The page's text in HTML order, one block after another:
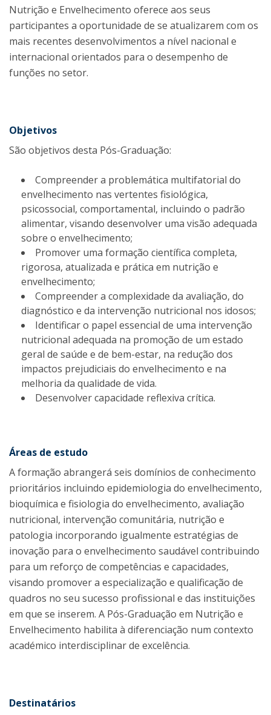
Nutrição e Envelhecimento oferece aos seus
participantes a oportunidade de se atualizarem com os
mais recentes desenvolvimentos a nível nacional e
internacional orientados para o desempenho de
funções no setor.
Objetivos
São objetivos desta Pós-Graduação:
Compreender a problemática multifatorial do
envelhecimento nas vertentes fisiológica,
psicossocial, comportamental, incluindo o padrão
alimentar, visando desenvolver uma visão adequada
sobre o envelhecimento;
Promover uma formação científica completa,
rigorosa, atualizada e prática em nutrição e
envelhecimento;
Compreender a complexidade da avaliação, do
diagnóstico e da intervenção nutricional nos idosos;
Identificar o papel essencial de uma intervenção
nutricional adequada na promoção de um estado
geral de saúde e de bem-estar, na redução dos
impactos prejudiciais do envelhecimento e na
melhoria da qualidade de vida.
Desenvolver capacidade reflexiva crítica.
Áreas de estudo
A formação abrangerá seis domínios de conhecimento
prioritários incluindo epidemiologia do envelhecimento,
bioquímica e fisiologia do envelhecimento, avaliação
nutricional, intervenção comunitária, nutrição e
patologia incorporando igualmente estratégias de
inovação para o envelhecimento saudável contribuindo
para um reforço de competências e capacidades,
visando promover a especialização e qualificação de
quadros no seu sucesso profissional e das instituições
em que se inserem. A Pós-Graduação em Nutrição e
Envelhecimento habilita à diferenciação num contexto
académico interdisciplinar de excelência.
Destinatários